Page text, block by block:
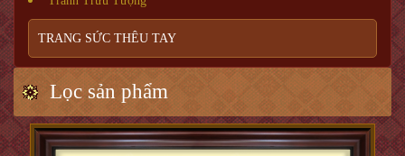
TRANG SỨC THÊU TAY
Lọc sản phẩm